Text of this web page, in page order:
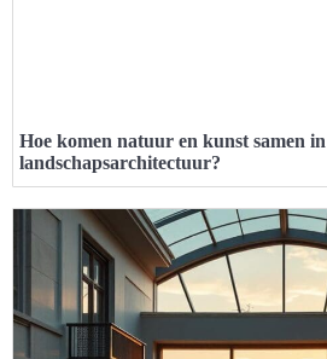
Hoe komen natuur en kunst samen in
landschapsarchitectuur?